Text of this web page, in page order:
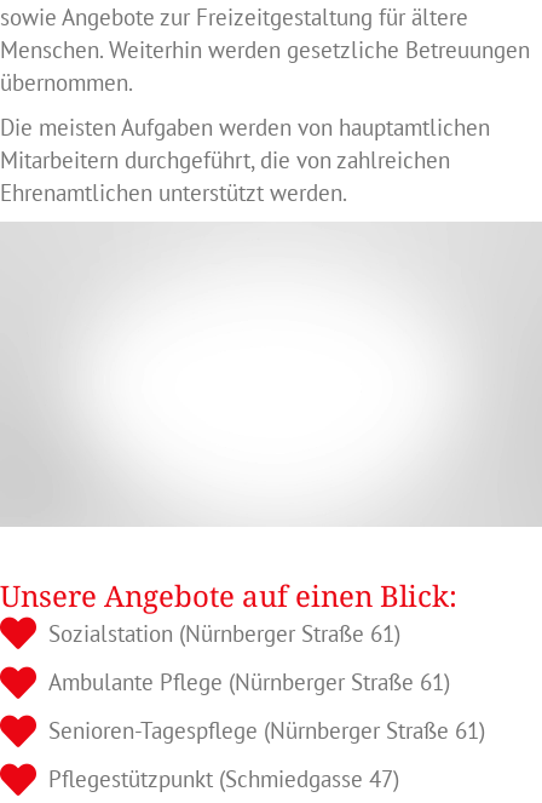
sowie Angebote zur Freizeitgestaltung für ältere
Menschen. Weiterhin werden gesetzliche Betreuungen
übernommen.
Die meisten Aufgaben werden von hauptamtlichen
Mitarbeitern durchgeführt, die von zahlreichen
Ehrenamtlichen unterstützt werden.
Unsere Angebote auf einen Blick:
Sozialstation (Nürnberger Straße 61)
Ambulante Pflege (Nürnberger Straße 61)
Senioren-Tagespflege (Nürnberger Straße 61)
Pflegestützpunkt (Schmiedgasse 47)